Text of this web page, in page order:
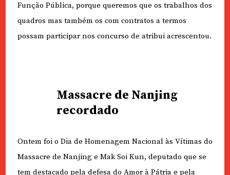
Função Pública, porque queremos que os trabalhos dos
quadros mas também os com contratos a termos
possam participar nos concurso de atribui acrescentou.
Massacre de Nanjing
recordado
Ontem foi o Dia de Homenagem Nacional às Vítimas do
Massacre de Nanjing e Mak Soi Kun, deputado que se
tem destacado pela defesa do Amor à Pátria e pela